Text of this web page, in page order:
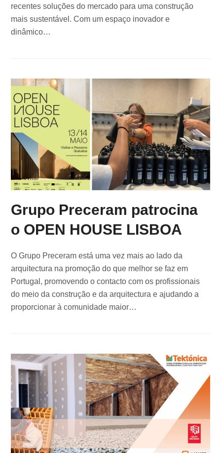
recentes soluções do mercado para uma construção
mais sustentável. Com um espaço inovador e
dinâmico…
Grupo Preceram patrocina
o OPEN HOUSE LISBOA
O Grupo Preceram está uma vez mais ao lado da
arquitectura na promoção do que melhor se faz em
Portugal, promovendo o contacto com os profissionais
do meio da construção e da arquitectura e ajudando a
proporcionar à comunidade maior…